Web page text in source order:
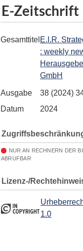
E-Zeitschrift
Gesamttitel E.I.R.
: weekly
GmbH
Ausgabe
38 (2024)
Datum
2024
NUR AN RECHNERN DER
ABRUFBAR
Lizenz-/
1.0